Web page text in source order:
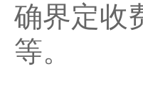
确界定收
等。